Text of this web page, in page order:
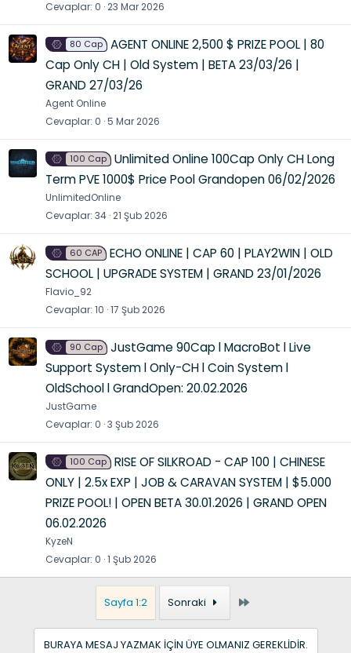
Cevaplar 0 23 Mar 2026
80 Cap
AGENT ONLINE 2,500 $ PRIZE POOL | 80
Cap Only CH | Old System | BETA 23/03/26 |
GRAND 27/03/26
Agent Online
Cevaplar 0 5 Mar 2026
100 Cap
Unlimited Online 100Cap Only CH Long
Term PVE 1000$ Price Pool Grandopen 06/02/2026
UnlimitedOnline
Cevaplar 34 21 Şub 2026
60 CAP
ECHO ONLINE | CAP 60 | PLAY2WIN | OLD
SCHOOL | UPGRADE SYSTEM | GRAND 23/01/2026
Flavio_92
Cevaplar 10 17 Şub 2026
90 Cap
JustGame 90Cap l MacroBot l Live
Support System l Only-CH l Coin System l
OldSchool l GrandOpen: 20.02.2026
JustGame
Cevaplar 0 3 Şub 2026
100 Cap
RISE OF SILKROAD - CAP 100 | CHINESE
ONLY | 2.5x EXP | JOB & CARAVAN SYSTEM | $5.000
PRIZE POOL! | OPEN BETA 30.01.2026 | GRAND OPEN
06.02.2026
KyzeN
Cevaplar 0 1 Şub 2026
Sayfa 1:2 Sonraki
BURAYA MESAJ YAZMAK IÇIN ÜYE OLMANIZ GEREKLIDIR.